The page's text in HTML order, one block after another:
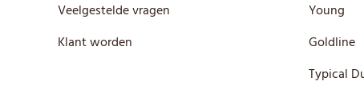
Veelgestelde vragen
Klant worden
Young
Goldline
Typical